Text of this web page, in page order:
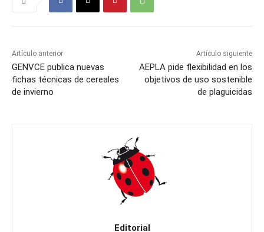
Artículo anterior
GENVCE publica nuevas
fichas técnicas de cereales
de invierno
Artículo siguiente
AEPLA pide flexibilidad en los
objetivos de uso sostenible
de plaguicidas
Editorial